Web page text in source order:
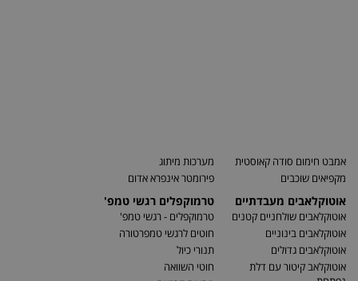
אמבט חימום סודה קאוסטית
מקפיאים שוכבים
אוטוקלאבים מעבדתיים
אוטוקלאבים שולחניים קטנים
אוטוקלאבים בינוניים
אוטוקלאבים גדולים
אוטוקלאב קיטור עם דלת
מערכות מיתוג
פירומטר אינפרא אדום
טרמוקפלים רגשי טמפ'
טרמוקפלים - רגשי טמפ'
חוטים לרגשי טמפרטורה
תנורי כיול
חוטי השוואה